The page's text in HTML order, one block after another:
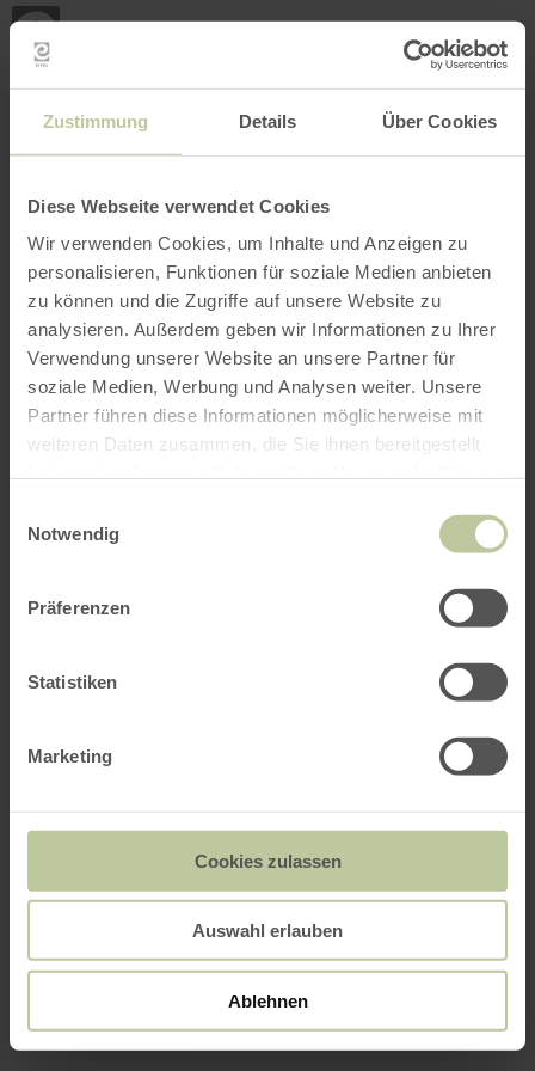
Zustimmung Details Über Cookies
Diese Webseite verwendet Cookies
Wir verwenden Cookies, um Inhalte und Anzeigen zu
personalisieren, Funktionen für soziale Medien anbieten
zu können und die Zugriffe auf unsere Website zu
analysieren. Außerdem geben wir Informationen zu Ihrer
Verwendung unserer Website an unsere Partner für
soziale Medien, Werbung und Analysen weiter. Unsere
Partner führen diese Informationen möglicherweise mit
weiteren Daten zusammen, die Sie ihnen bereitgestellt
Notwendig
Präferenzen
Statistiken
Marketing
Cookies zulassen
Auswahl erlauben
Ablehnen
INTERAKTIVE KARTE
Filter öffnen